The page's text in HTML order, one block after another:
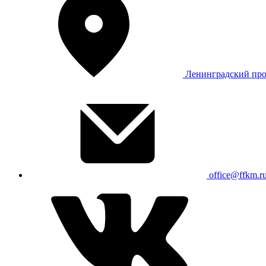
Ленинградский
office@ffkm.ru